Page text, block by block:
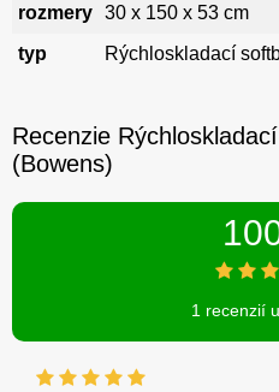
rozmery 30 x 150 x 53 cm
typ
Rýchloskladací
Recenzie
(Bowens)
1 recenzií